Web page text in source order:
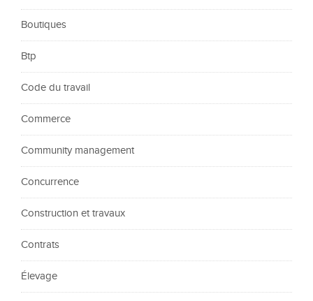
Boutiques
Btp
Code du travail
Commerce
Community management
Concurrence
Construction et travaux
Contrats
Élevage